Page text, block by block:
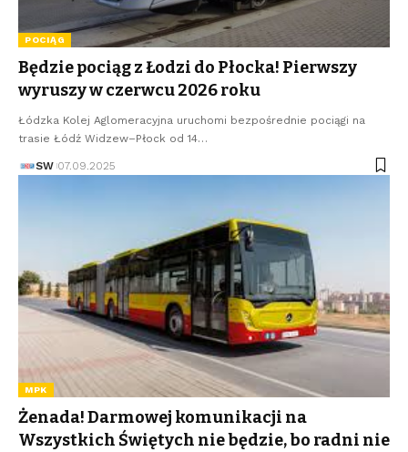
POCIĄG
Będzie pociąg z Łodzi do Płocka! Pierwszy
wyruszy w czerwcu 2026 roku
Łódzka Kolej Aglomeracyjna uruchomi bezpośrednie pociągi na
trasie Łódź Widzew–Płock od 14…
SW 07.09.2025
MPK
Żenada! Darmowej komunikacji na
Wszystkich Świętych nie będzie, bo radni nie